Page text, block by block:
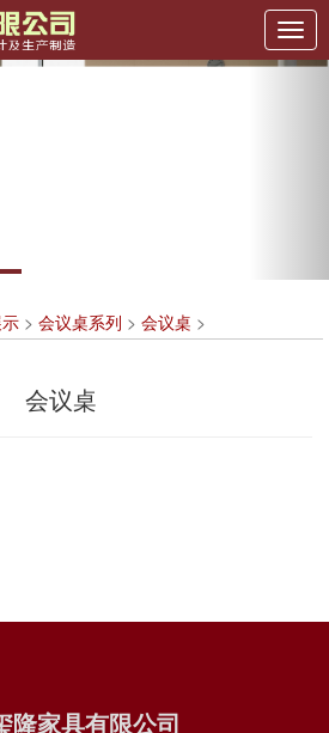
> 会议桌系列 > 会议桌 >
会议桌
隆家具有限公司